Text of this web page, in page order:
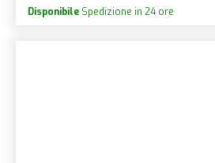
Disponibile Spedizione in 24 ore